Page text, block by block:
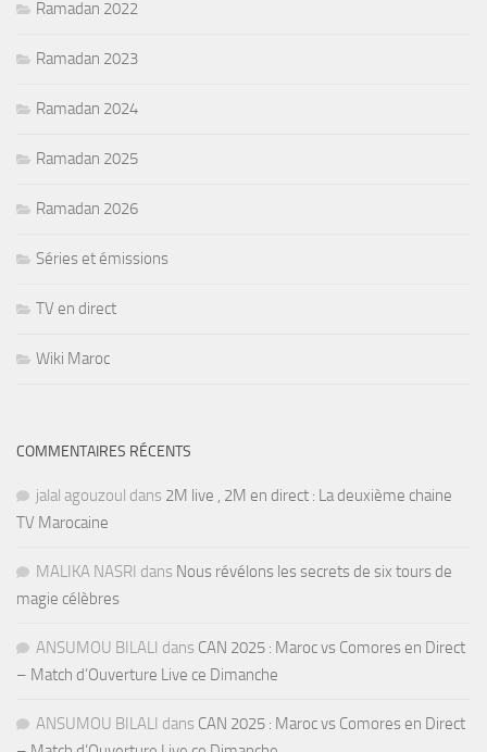
Ramadan 2022
Ramadan 2023
Ramadan 2024
Ramadan 2025
Ramadan 2026
Séries et émissions
TV en direct
Wiki Maroc
COMMENTAIRES RÉCENTS
jalal agouzoul dans 2M live , 2M en direct : La deuxième chaine
TV Marocaine
MALIKA NASRI dans Nous révélons les secrets de six tours de
magie célèbres
ANSUMOU BILALI dans CAN 2025 : Maroc vs Comores en Direct
– Match d’Ouverture Live ce Dimanche
ANSUMOU BILALI dans CAN 2025 : Maroc vs Comores en Direct